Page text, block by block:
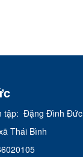
tập: Đặng Đình Đức
Thái Bình